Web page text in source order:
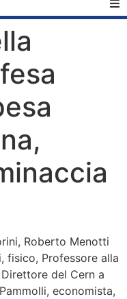
del Bandolo
CERM
Roberto Menotti
fisico, Professore alla
del Cern a
economista,